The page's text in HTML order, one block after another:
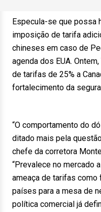
Especula-se que possa
imposição de tarifa
chineses em caso de
agenda dos EUA.
de tarifas de 25% a
fortalecimento da
“O comportamento do
ditado mais pela
chefe da corretora
“Prevalece no mercado
ameaça de tarifas como
países para a mesa de
política comercial já